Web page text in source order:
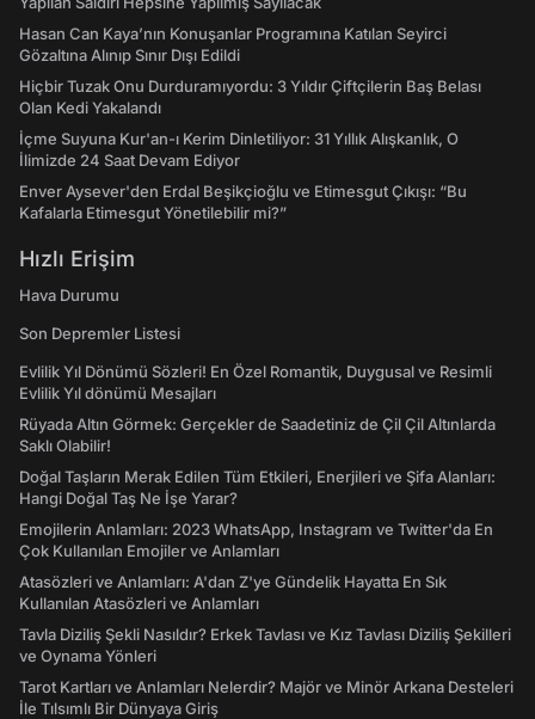
Hasan Can Kaya’nın Konuşanlar Programına Katılan Seyirci
Gözaltına Alınıp Sınır Dışı Edildi
Hiçbir Tuzak Onu Durduramıyordu: 3 Yıldır Çiftçilerin Baş Belası
Olan Kedi Yakalandı
İçme Suyuna Kur'an-ı Kerim Dinletiliyor: 31 Yıllık Alışkanlık, O
İlimizde 24 Saat Devam Ediyor
Enver Aysever'den Erdal Beşikçioğlu ve Etimesgut Çıkışı: “Bu
Kafalarla Etimesgut Yönetilebilir mi?”
Hızlı Erişim
Hava Durumu
Son Depremler Listesi
Evlilik Yıl Dönümü Sözleri! En Özel Romantik, Duygusal ve Resimli
Evlilik Yıl dönümü Mesajları
Rüyada Altın Görmek: Gerçekler de Saadetiniz de Çil Çil Altınlarda
Saklı Olabilir!
Doğal Taşların Merak Edilen Tüm Etkileri, Enerjileri ve Şifa Alanları:
Hangi Doğal Taş Ne İşe Yarar?
Emojilerin Anlamları: 2023 WhatsApp, Instagram ve Twitter'da En
Çok Kullanılan Emojiler ve Anlamları
Atasözleri ve Anlamları: A'dan Z'ye Gündelik Hayatta En Sık
Kullanılan Atasözleri ve Anlamları
Tavla Diziliş Şekli Nasıldır? Erkek Tavlası ve Kız Tavlası Diziliş Şekilleri
ve Oynama Yönleri
Tarot Kartları ve Anlamları Nelerdir? Majör ve Minör Arkana Desteleri
İle Tılsımlı Bir Dünyaya Giriş